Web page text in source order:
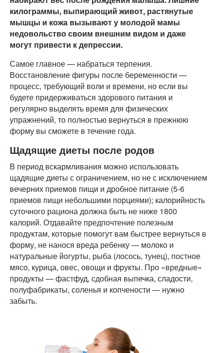
килограммы, выпирающий живот, растянутые
мышцы и кожа вызывают у молодой мамы
недовольство своим внешним видом и даже
могут привести к депрессии.
Самое главное — набраться терпения.
Восстановление фигуры после беременности —
процесс, требующий воли и времени, но если вы
будете придерживаться здорового питания и
регулярно выделять время для физических
упражнений, то полностью вернуться в прежнюю
форму вы сможете в течение года.
Щадящие диеты после родов
В период вскармливания можно использовать
щадящие диеты с ограничением, но не с исключением
вечерних приемов пищи и дробное питание (5-6
приемов пищи небольшими порциями); калорийность
суточного рациона должна быть не ниже 1800
калорий. Отдавайте предпочтение полезным
продуктам, которые помогут вам быстрее вернуться в
форму, не нанося вреда ребенку — молоко и
натуральные йогурты, рыба (лосось, тунец), постное
мясо, курица, овес, овощи и фрукты. Про «вредные»
продукты — фастфуд, сдобная выпечка, сладости,
полуфабрикаты, соленья и копчености — нужно
забыть.